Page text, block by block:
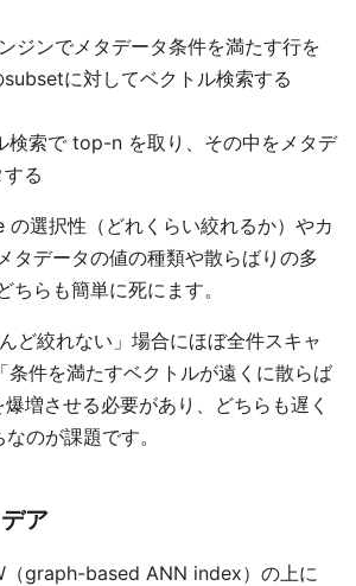
ジンでメタデータ条件を満たす行を
に対してベクトル検索する
検索で top-n を取り、その中をメタデ
る
選択性（どれくらい絞れるか）やカ
タデータの値の種類や散らばりの多
ちらも簡単に死にます。
ど絞れない」場合にほぼ全件スキャ
件を満たすベクトルが遠くに散らば
増させる必要があり、どちらも遅く
のが課題です。
ア
（graph-based ANN index）の上に